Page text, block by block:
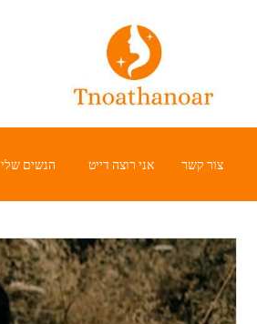
צור קשר אני רוצה דייט הנשים שלי